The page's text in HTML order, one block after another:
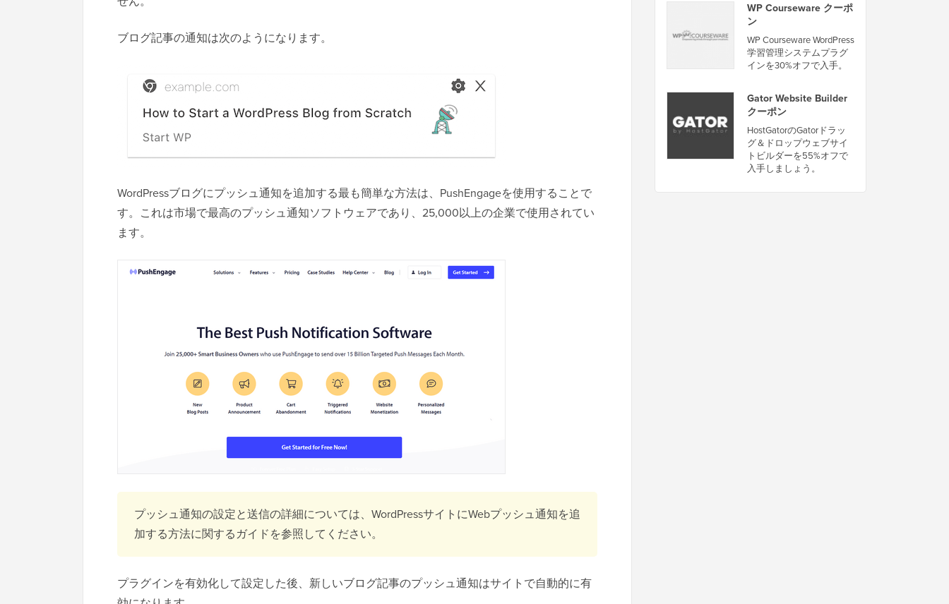
ブログ記事の通知は次のようになります。
WordPressブログにプッシュ通知を追加する最も簡単な方法は、PushEngageを使用することで
す。これは市場で最高のプッシュ通知ソフトウェアであり、25,000以上の企業で使用されてい
ます。
プッシュ通知の設定と送信の詳細については、WordPressサイトにWebプッシュ通知を追
加する方法に関するガイドを参照してください。
プラグインを有効化して設定した後、新しいブログ記事のプッシュ通知はサイトで自動的に有
WP Courseware クーポ
ン
WP Courseware WordPress
学習管理システムプラグ
インを30%オフで入手。
Gator Website Builder
クーポン
HostGatorのGatorドラッ
グ＆ドロップウェブサイ
トビルダーを55%オフで
入手しましょう。